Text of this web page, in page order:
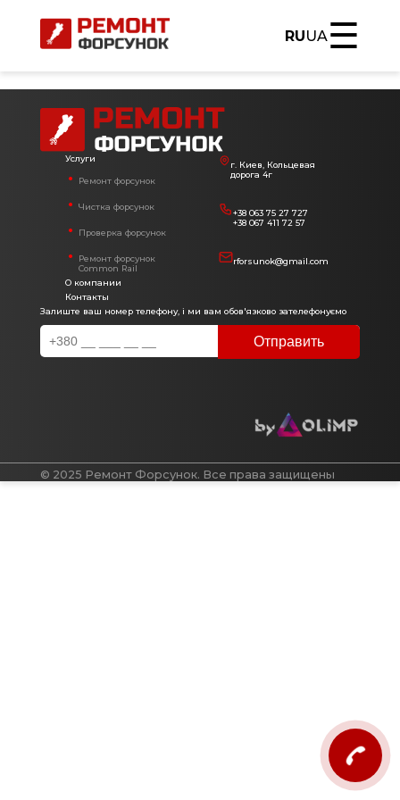
RUUA☰
Услуги
Ремонт форсунок
Чистка форсунок
Проверка форсунок
Ремонт форсунок
Common Rail
О компании
Контакты
г. Киев, Кольцевая
дорога 4г
+38 063 75 27 727
+38 067 411 72 57
rforsunok@gmail.com
Залиште ваш номер телефону, і ми вам обов'язково зателефонуємо
© 2025 Ремонт Форсунок. Все права защищены